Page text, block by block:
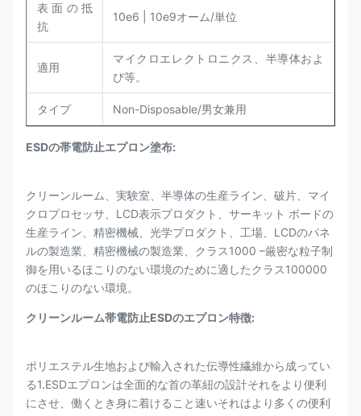
表面の抵
抗
10e6 | 10e9オーム/単位
適用
マイクロエレクトロニクス、半導体およ
び等。
タイプ Non-Disposable/男女兼用
ESDの帯電防止エプロン塗布:
クリーンルーム、実験室、半導体の生産ライン、破片、マイ
クロプロセッサ、LCD表示プロダクト、サーキット ボードの
生産ライン、精密機械、光学プロダクト、工場、LCDのパネ
ルの製造業、精密機械の製造業、クラス1000 –厳密な粒子制
御を用いるほこりのない環境のために適したクラス100000
のほこりのない環境。
クリーンルーム帯電防止ESDのエプロン特徴:
ポリエステル生地および輸入された伝導性繊維から成ってい
る1.ESDエプロンは全面的な首の革紐の設計それをより便利
にさせ、働くとき身に着けること速いそれはより多くの便利